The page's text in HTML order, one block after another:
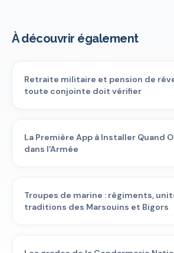
À découvrir également
Retraite militaire et pension de
toute conjointe doit vérifier
La Première App à Installer Quand
dans l'Armée
Troupes de marine : régiments,
traditions des Marsouins et Bigors